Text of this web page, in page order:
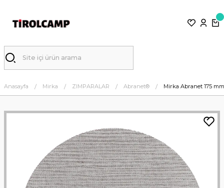
Anasayfa Mirka ZIMPARALAR Abranet® Mirka Abranet 175